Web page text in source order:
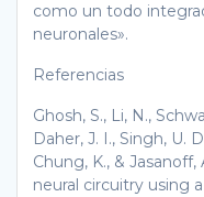
como un todo
neuronales».
Referencias
Ghosh, S., Li, N.,
Daher, J. I., Singh, U.
Chung, K., &
neural circuitry using